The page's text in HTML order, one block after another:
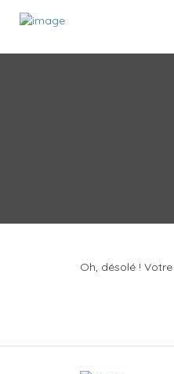
Oh, désolé !